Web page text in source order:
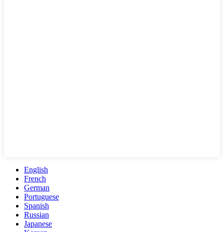
English
French
German
Portuguese
Spanish
Russian
Japanese